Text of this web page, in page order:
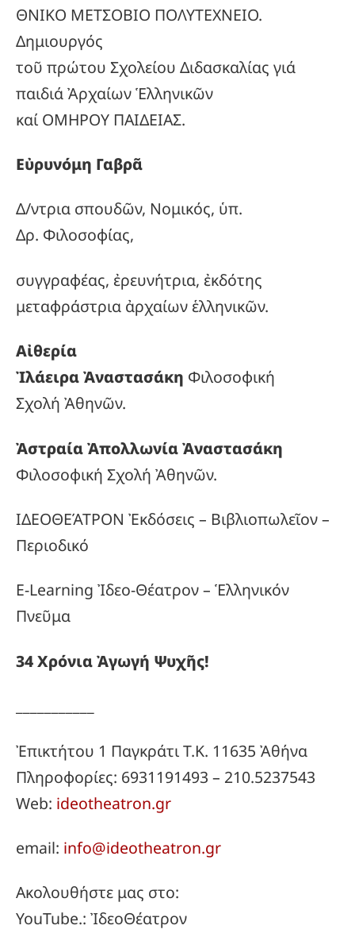
ΘΝΙΚΟ ΜΕΤΣΟΒΙΟ ΠΟΛΥΤΕΧΝΕΙΟ.
Δημιουργός
τοῦ πρώτου Σχολείου Διδασκαλίας γιά
παιδιά Ἀρχαίων Ἑλληνικῶν
καί ΟΜΗΡΟΥ ΠΑΙΔΕΙΑΣ.
Εὐρυνόμη Γαβρᾶ
Δ/ντρια σπουδῶν, Νομικός, ὑπ.
Δρ. Φιλοσοφίας,
συγγραφέας, ἐρευνήτρια, ἐκδότης
μεταφράστρια ἀρχαίων ἑλληνικῶν.
Αἰθερία
Ἰλάειρα Ἀναστασάκη Φιλοσοφική
Σχολή Ἀθηνῶν.
Ἀστραία Ἀπολλωνία Ἀναστασάκη
Φιλοσοφική Σχολή Ἀθηνῶν.
ΙΔΕΟΘΕΆΤΡΟΝ Ἐκδόσεις – Βιβλιοπωλεῖον –
Περιοδικό
E-Learning Ἰδεο-Θέατρον – Ἑλληνικόν
Πνεῦμα
34ΧρόνιαἈγωγή Ψυχῆς!
Ἐπικτήτου 1 Παγκράτι Τ.Κ. 11635 Ἀθήνα
Πληροφορίες: 6931191493 – 210.5237543
Web: ideotheatron.gr
email: info@ideotheatron.gr
Ακολουθήστε μας στο:
YouTube.: ἸδεοΘέατρον